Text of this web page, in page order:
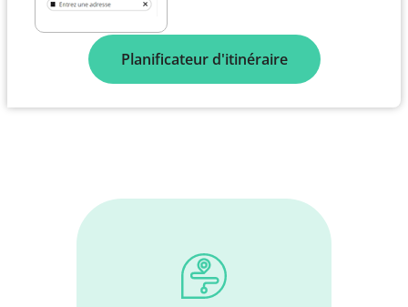
Planificateur d'itinéraire